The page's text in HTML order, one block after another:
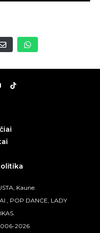
Kaune.
, POP DANCE, LADY
2026